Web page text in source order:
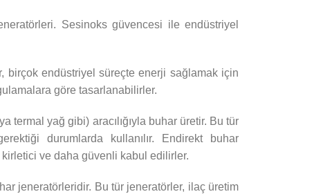
Sesinoks güvencesi ile endüstriyel
birçok endüstriyel süreçte enerji sağlamak için
göre tasarlanabilirler.
termal yağ gibi) aracılığıyla buhar üretir. Bu tür
durumlarda kullanılır. Endirekt buhar
ve daha güvenli kabul edilirler.
jeneratörleridir. Bu tür jeneratörler, ilaç üretim